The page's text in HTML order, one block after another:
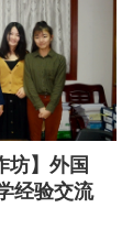
...
坊】外国
经验交流